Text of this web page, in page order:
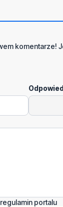
komentarze!
portalu